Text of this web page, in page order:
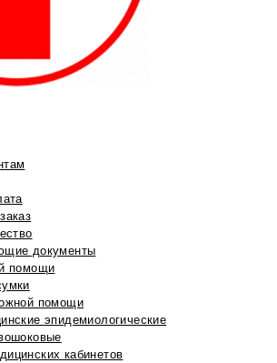
документы
помощи
помощи
эпидемиологические
кабинетов